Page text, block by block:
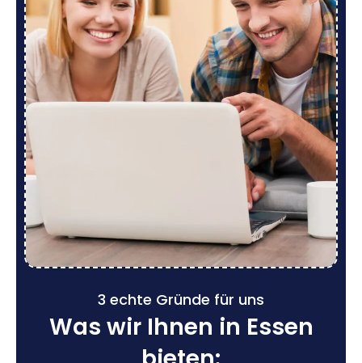
3 echte Gründe für uns
Was wir Ihnen in Essen